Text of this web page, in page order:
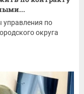
управления по
округа